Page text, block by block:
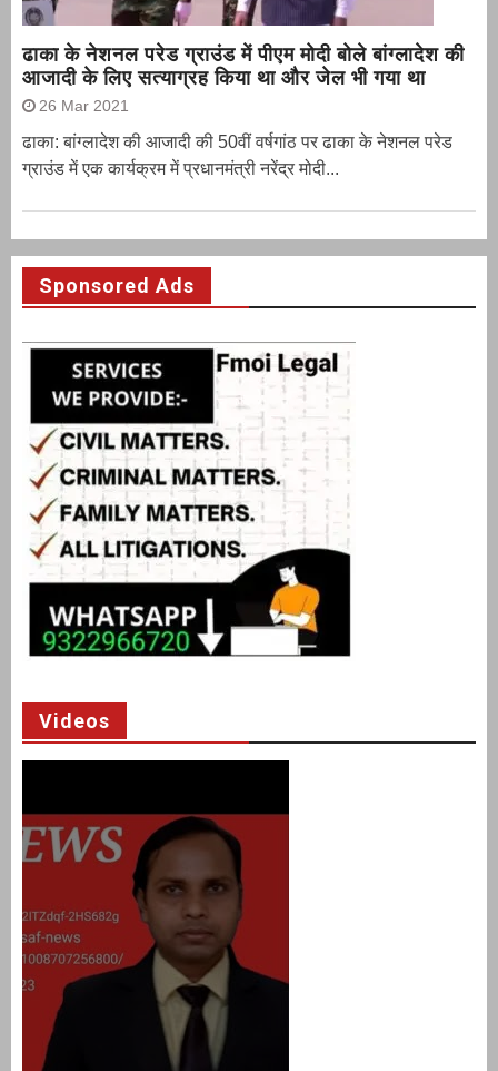
ढाका के नेशनल परेड ग्राउंड में पीएम मोदी बोले बांग्लादेश की
आजादी के लिए सत्याग्रह किया था और जेल भी गया था
26 Mar 2021
ढाका: बांग्लादेश की आजादी की 50वीं वर्षगांठ पर ढाका के नेशनल परेड
ग्राउंड में एक कार्यक्रम में प्रधानमंत्री नरेंद्र मोदी...
Sponsored Ads
Videos